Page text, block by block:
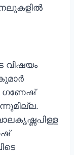
വിഷയം
ഗണേഷ്